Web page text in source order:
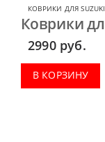
КОВРИКИ ДЛЯ SUZUKI
Коврики
2990 руб.
В КОРЗИНУ